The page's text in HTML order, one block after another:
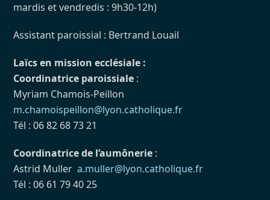
mardis et vendredis : 9h30-12h)
Assistant paroissial : Bertrand Louail
Laïcs en mission ecclésiale :
Coordinatrice paroissiale :
Myriam Chamois-Peillon
m.chamoispeillon@lyon.catholique.fr
Tél : 06 82 68 73 21
Coordinatrice de l’aumônerie :
Astrid Mullera.muller@lyon.catholique.fr
Tél : 06 61 79 40 25